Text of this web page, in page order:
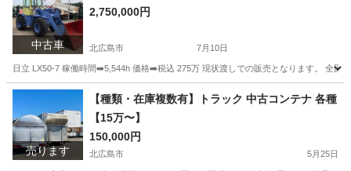
中古車
2,750,000円
北広島市 7月10日
日立 LX50-7 稼働時間➡️5,544h 価格➡️税込 275万 現状渡しでの販売となります。 全国
北海道 北広島市 その他 重機
売ります
【種類・在庫複数有】トラック 中古コンテナ 各種
【15万〜】
150,000円
北広島市 5月25日